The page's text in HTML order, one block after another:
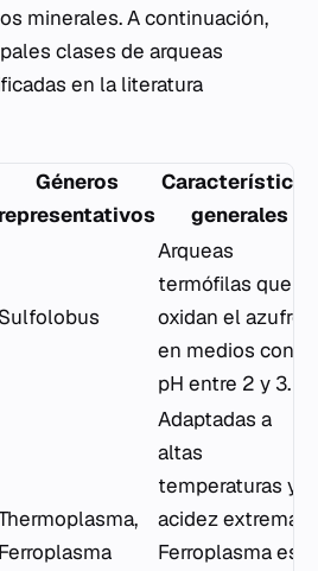
minerales. A continuación,
clases de arqueas
en la literatura
Géneros
representativos
Características
generales
Sulfolobus
Arqueas
termófilas que
oxidan el azufre
en medios con
pH entre 2 y 3.
,
Ferroplasma
Adaptadas a
altas
temperaturas y
acidez extrema;
Ferroplasmaes